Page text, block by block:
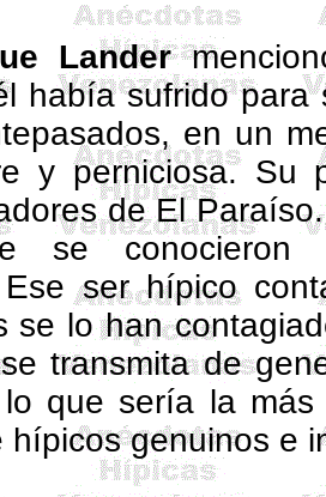
Lander
había sufrido para
en un
y perniciosa. Su
de El
se
ser hípico
se lo han
transmita de
que sería la más
hípicos genuinos e